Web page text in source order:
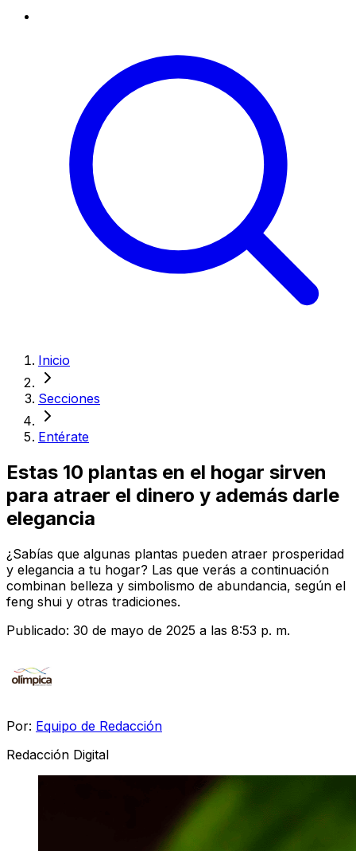
Inicio
Secciones
Entérate
Estas 10 plantas en el hogar sirven
para atraer el dinero y además darle
elegancia
¿Sabías que algunas plantas pueden atraer prosperidad
y elegancia a tu hogar? Las que verás a continuación
combinan belleza y simbolismo de abundancia, según el
feng shui y otras tradiciones.
Publicado: 30 de mayo de 2025 a las 8:53 p. m.
Por: Equipo de Redacción
Redacción Digital